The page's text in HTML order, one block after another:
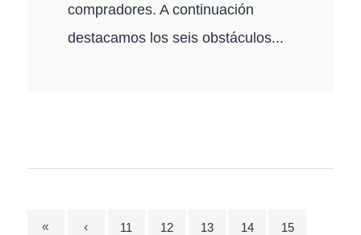
compradores. A continuación
destacamos los seis obstáculos...
11 12 13 14 15